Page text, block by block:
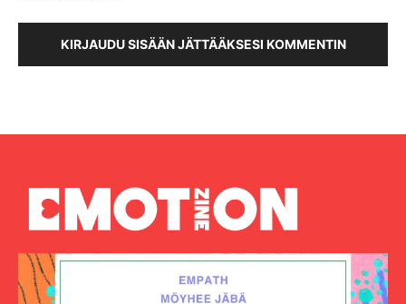
KIRJAUDU SISÄÄN JÄTTÄÄKSESI KOMMENTIN